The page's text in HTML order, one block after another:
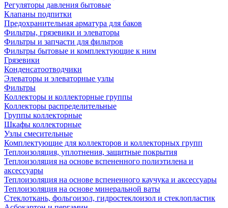
Регуляторы давления бытовые
Клапаны подпитки
Предохранительная арматура для баков
Фильтры, грязевики и элеваторы
Фильтры и запчасти для фильтров
Фильтры бытовые и комплектующие к ним
Грязевики
Конденсатоотводчики
Элеваторы и элеваторные узлы
Фильтры
Коллекторы и коллекторные группы
Коллекторы распределительные
Группы коллекторные
Шкафы коллекторные
Узлы смесительные
Комплектующие для коллекторов и коллекторных групп
Теплоизоляция, уплотнения, защитные покрытия
Теплоизоляция на основе вспененного полиэтилена и
аксессуары
Теплоизоляция на основе вспененного каучука и аксессуары
Теплоизоляция на основе минеральной ваты
Стеклоткань, фольгоизол, гидростеклоизол и стеклопластик